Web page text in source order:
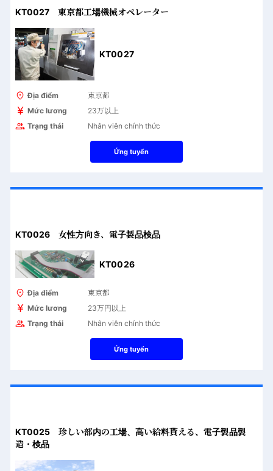
KT0027 東京都工場機械オペレーター
KT0027
Địa điểm
東京都
Mức lương
23万以上
Trạng thái
Nhân viên chính thức
Ứng tuyển
KT0026 女性方向き、電子製品検品
KT0026
Địa điểm
東京都
Mức lương
23万円以上
Trạng thái
Nhân viên chính thức
Ứng tuyển
KT0025 珍しい部内の工場、高い給料貰える、電子製品製
造・検品